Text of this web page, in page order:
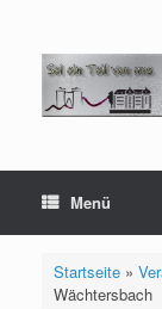
springen
Menü
Startseite»
Wächtersbach